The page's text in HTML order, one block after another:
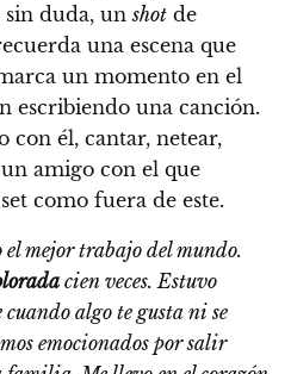
sin duda, unshot de
una escena que
un momento en el
escribiendo una canción.
él, cantar, netear,
amigo con el que
como fuera de este.
el mejor trabajo del mundo.
cien veces. Estuvo
cuando algo te gusta ni se
emocionados por salir